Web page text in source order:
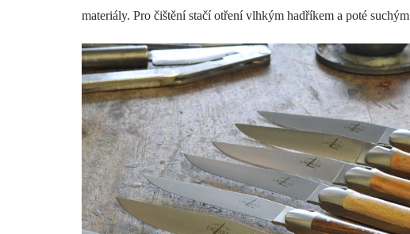
materiály. Pro čištění stačí otření vlhkým hadříkem a poté